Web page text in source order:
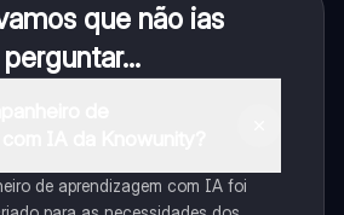
que não ias
perguntar...
de aprendizagem com IA foi